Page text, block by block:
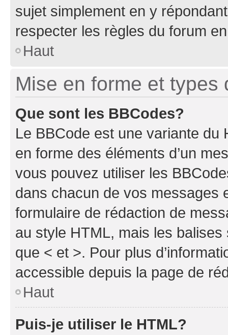
sujet simplement en y
respecter les règles du forum
Haut
Mise en forme et types
Que sont les BBCodes?
Le BBCode est une variante du
en forme des éléments d’un
vous pouvez utiliser les
dans chacun de vos messages
formulaire de rédaction de
au style HTML, mais les
que < et >. Pour plus
accessible depuis la page de
Haut
Puis-je utiliser le HTML?